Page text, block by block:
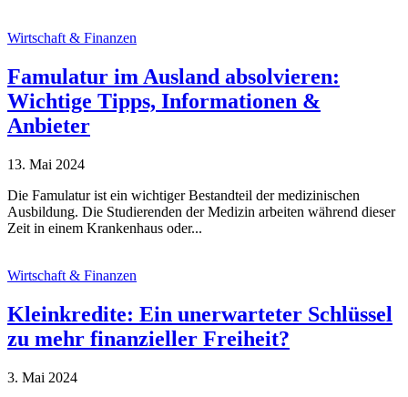
Wirtschaft & Finanzen
Famulatur im Ausland absolvieren:
Wichtige Tipps, Informationen &
Anbieter
13. Mai 2024
Die Famulatur ist ein wichtiger Bestandteil der medizinischen
Ausbildung. Die Studierenden der Medizin arbeiten während dieser
Zeit in einem Krankenhaus oder...
Wirtschaft & Finanzen
Kleinkredite: Ein unerwarteter Schlüssel
zu mehr finanzieller Freiheit?
3. Mai 2024